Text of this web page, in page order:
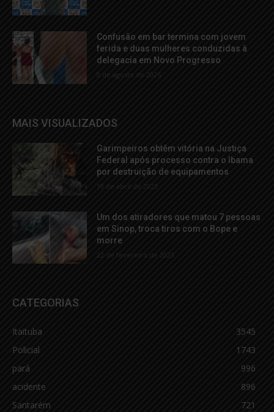
Confusão em bar termina com jovem
ferida e duas mulheres conduzidas à
delegacia em Novo Progresso
8 de agosto de 2026
MAIS VISUALIZADOS
Garimpeiros obtêm vitória na Justiça
Federal após processo contra o Ibama
por destruição de equipamentos
19 de abril de 2023
Um dos atiradores que matou 7 pessoas
em Sinop, troca tiros com o Bope e
morre
22 de fevereiro de 2023
CATEGORIAS
Itaituba
3545
Policial
1743
pará
996
acidente
896
Santarém
721